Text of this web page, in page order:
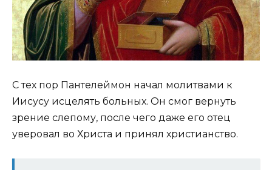
С тех пор Пантелеймон начал молитвами к
Иисусу исцелять больных. Он смог вернуть
зрение слепому, после чего даже его отец
уверовал во Христа и принял христианство.